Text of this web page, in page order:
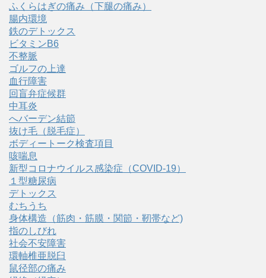
ふくらはぎの痛み（下腿の痛み）
腸内環境
鉄のデトックス
ビタミンB6
不整脈
ゴルフの上達
血行障害
回盲弁症候群
中耳炎
へバーデン結節
抜け毛（脱毛症）
ボディートーク検査項目
咳喘息
新型コロナウイルス感染症（COVID‑19）
１型糖尿病
デトックス
むちうち
身体構造（筋肉・筋膜・関節・靭帯など)
指のしびれ
社会不安障害
環軸椎亜脱臼
鼠径部の痛み